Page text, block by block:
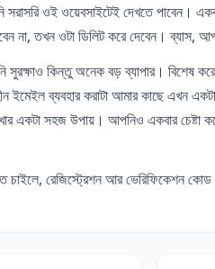
ওই ওয়েবসাইটেই দেখতে পাবেন।
না, তখন ওটা ডিলিট করে দেবেন। ব্যাস,
কিন্তু অনেক বড় ব্যাপার। বিশেষ
ইমেইল ব্যবহার করাটা আমার কাছে এখন
একটা সহজ উপায়। আপনিও একবার চেষ্টা
চাইলে, রেজিস্ট্রেশন আর ভেরিফিকেশন